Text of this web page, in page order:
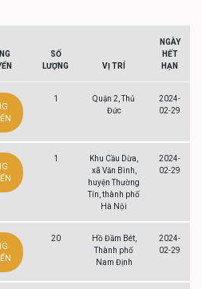
SỐ
LƯỢNG
VỊ TRÍ
NGÀY
HẾT
HẠN
1
Quận 2, Thủ
Đức
2024-
02-29
1
Khu Cầu Dừa,
xã Văn Bình,
huyện Thường
Tín, thành phố
Hà Nội
2024-
02-29
20
Hồ Đầm Bét,
Thành phố
Nam Định
2024-
02-29